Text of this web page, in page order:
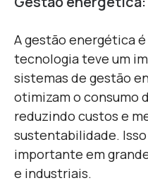
A gestão energética
tecnologia teve um
sistemas de gestão
otimizam o consumo
reduzindo custos e
sustentabilidade.
importante em
e industriais.